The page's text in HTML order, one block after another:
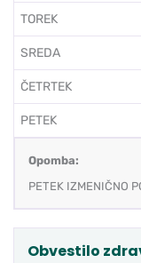
TOREK
SREDA
ČETRTEK
PETEK
Opomba:
PETEK IZMENIČNO
Obvestilo